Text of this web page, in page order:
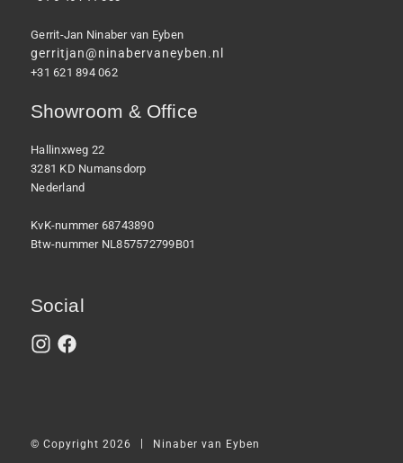
Gerrit-Jan Ninaber van Eyben
gerritjan@ninabervaneyben.nl
+31 621 894 062
Showroom & Office
Hallinxweg 22
3281 KD Numansdorp
Nederland
KvK-nummer 68743890
Btw-nummer NL857572799B01
Social
© Copyright 2026 Ninaber van Eyben